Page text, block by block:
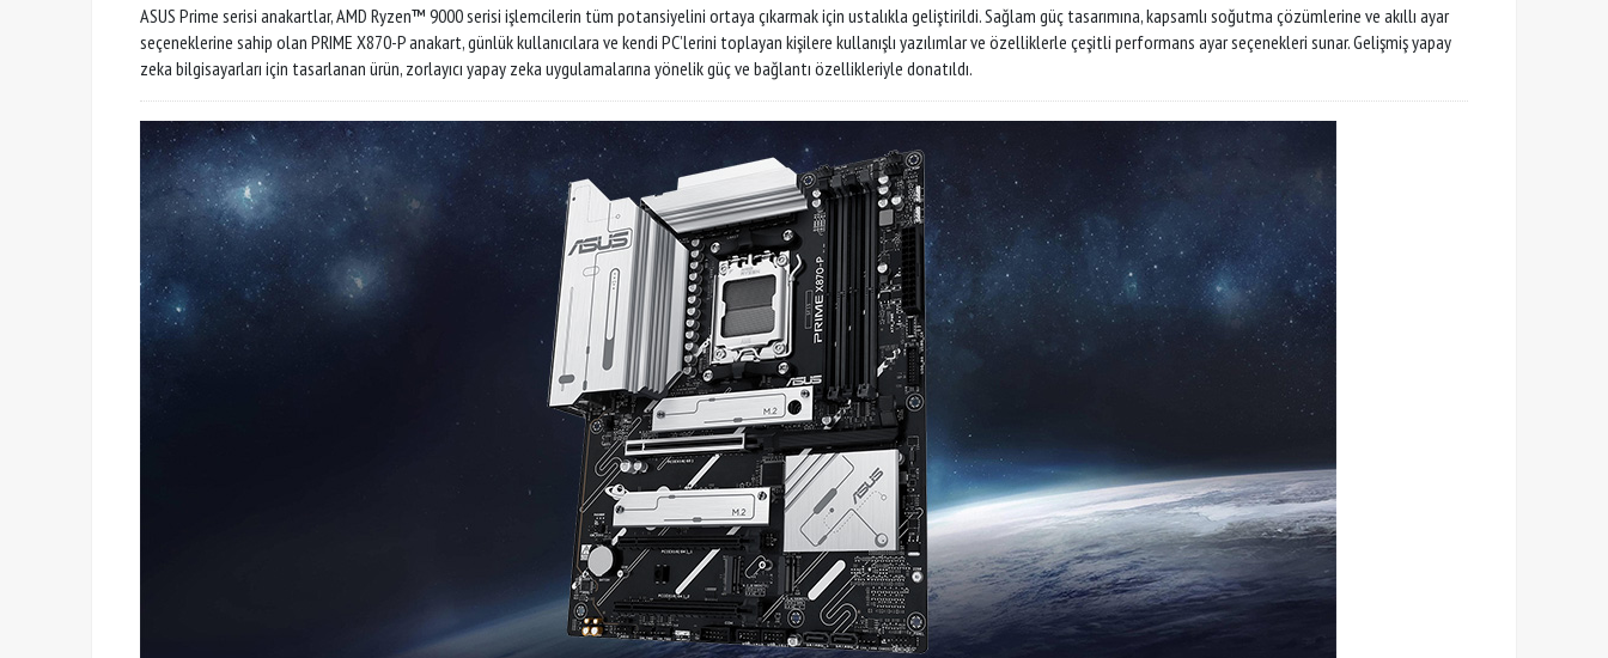
ASUS Prime serisi anakartlar, AMD Ryzen™ 9000 serisi işlemcilerin tüm potansiyelini ortaya çıkarmak için ustalıkla geliştirildi. Sağlam güç tasarımına, kapsamlı soğutma çözümlerine ve akıllı ayar
seçeneklerine sahip olan PRIME X870-P anakart, günlük kullanıcılara ve kendi PC’lerini toplayan kişilere kullanışlı yazılımlar ve özelliklerle çeşitli performans ayar seçenekleri sunar. Gelişmiş yapay
zeka bilgisayarları için tasarlanan ürün, zorlayıcı yapay zeka uygulamalarına yönelik güç ve bağlantı özellikleriyle donatıldı.